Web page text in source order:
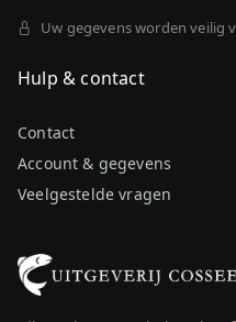
Uw gegevens worden veilig
Hulp & contact
Account & gegevens
Veelgestelde vragen
Contact